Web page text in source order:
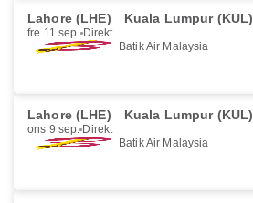
Lahore (LHE) Kuala Lumpur (KUL)
fre 11 sep. Direkt
Batik Air Malaysia
Lahore (LHE) Kuala Lumpur (KUL)
ons 9 sep. Direkt
Batik Air Malaysia